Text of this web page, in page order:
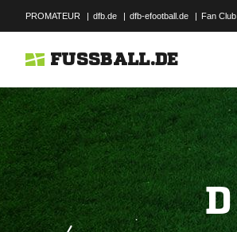
PROMATEUR | dfb.de | dfb-efootball.de | Fan
FUSSBALL.DE